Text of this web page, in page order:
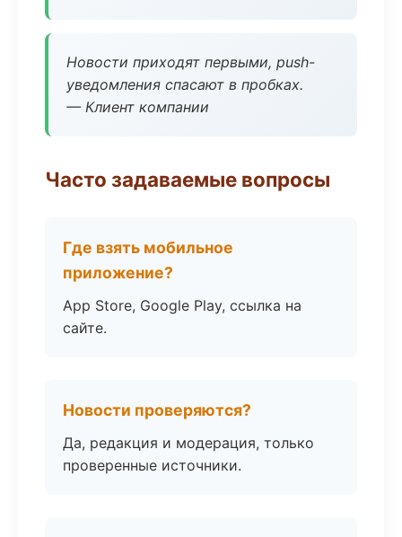
Новости приходят первыми, push-
уведомления спасают в пробках.
— Клиент компании
Часто задаваемые вопросы
Где взять мобильное
приложение?
App Store, Google Play, ссылка на
сайте.
Новости проверяются?
Да, редакция и модерация, только
проверенные источники.